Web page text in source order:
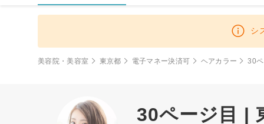
シ
美容院・美容室 東京都 電子マネー決済可 ヘアカラー 30
30ページ目 |